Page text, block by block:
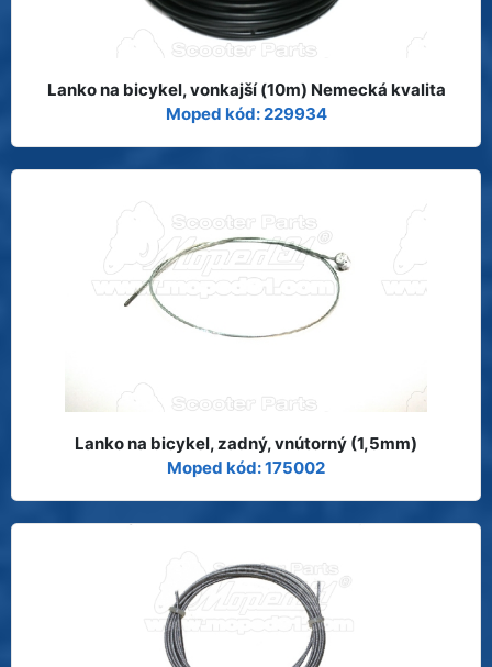
Lanko na bicykel, vonkajší (10m) Nemecká kvalita
Moped kód: 229934
Lanko na bicykel, zadný, vnútorný (1,5mm)
Moped kód: 175002